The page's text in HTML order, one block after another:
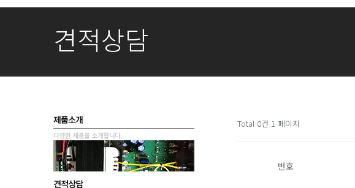
견적상담
Total 0건 1 페이지
번호